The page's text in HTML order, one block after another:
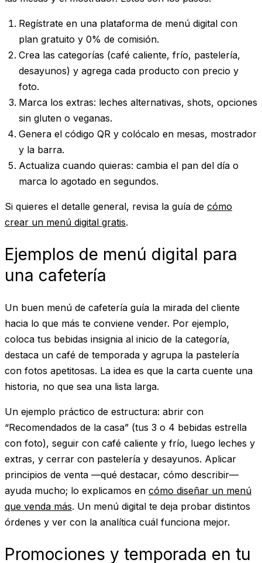
Regístrate en una plataforma de menú digital con
plan gratuito y 0% de comisión.
Crea las categorías (café caliente, frío, pastelería,
desayunos) y agrega cada producto con precio y
foto.
Marca los extras: leches alternativas, shots, opciones
sin gluten o veganas.
Genera el código QR y colócalo en mesas, mostrador
y la barra.
Actualiza cuando quieras: cambia el pan del día o
marca lo agotado en segundos.
Si quieres el detalle general, revisa la guía de cómo
crear un menú digital gratis.
Ejemplos de menú digital para
una cafetería
Un buen menú de cafetería guía la mirada del cliente
hacia lo que más te conviene vender. Por ejemplo,
coloca tus bebidas insignia al inicio de la categoría,
destaca un café de temporada y agrupa la pastelería
con fotos apetitosas. La idea es que la carta cuente una
historia, no que sea una lista larga.
Un ejemplo práctico de estructura: abrir con
“Recomendados de la casa” (tus 3 o 4 bebidas estrella
con foto), seguir con café caliente y frío, luego leches y
extras, y cerrar con pastelería y desayunos. Aplicar
principios de venta —qué destacar, cómo describir—
ayuda mucho; lo explicamos en cómo diseñar un menú
que venda más. Un menú digital te deja probar distintos
órdenes y ver con la analítica cuál funciona mejor.
Promociones y temporada en tu